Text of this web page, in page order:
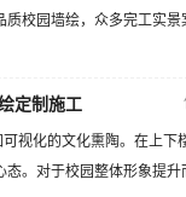
校园墙绘，众多完工实
定制施工
视化的文化熏陶。在上
。对于校园整体形象提